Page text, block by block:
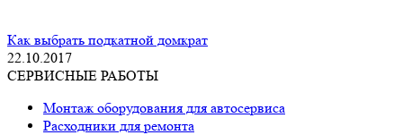
Как выбрать подкатной домкрат
22.10.2017
СЕРВИСНЫЕ РАБОТЫ
Монтаж оборудования для автосервиса
Расходники для ремонта